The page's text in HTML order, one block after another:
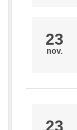
23
nov.
23